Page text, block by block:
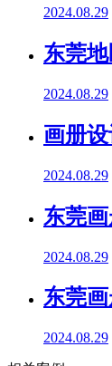
2024.08.29
东莞
2024.08.29
画册
2024.08.29
东莞
2024.08.29
东莞
2024.08.29